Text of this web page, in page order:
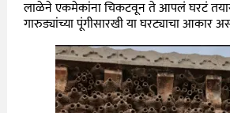
लाळेने एकमेकांना चिकटवून ते आपलं घरटं
गारुड्यांच्या पूंगीसारखी या घरट्याचा आकार